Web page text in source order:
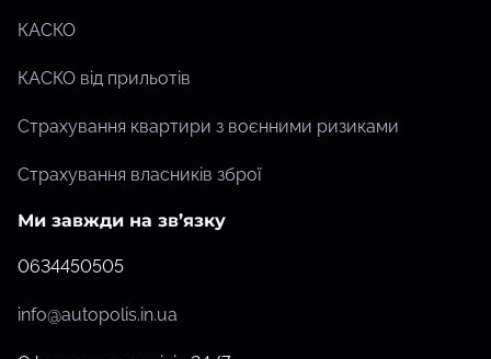
КАСКО
КАСКО від прильотів
Страхування квартири з воєнними ризиками
Страхування власників зброї
Ми завжди на зв’язку
0634450505
info@autopolis.in.ua